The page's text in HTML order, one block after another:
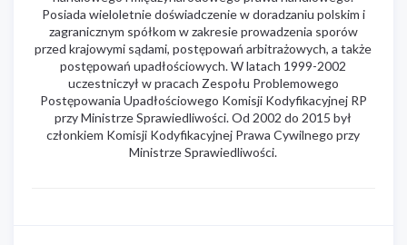
Posiada wieloletnie doświadczenie w doradzaniu polskim i
zagranicznym spółkom w zakresie prowadzenia sporów
przed krajowymi sądami, postępowań arbitrażowych, a także
postępowań upadłościowych. W latach 1999-2002
uczestniczył w pracach Zespołu Problemowego
Postępowania Upadłościowego Komisji Kodyfikacyjnej RP
przy Ministrze Sprawiedliwości. Od 2002 do 2015 był
członkiem Komisji Kodyfikacyjnej Prawa Cywilnego przy
Ministrze Sprawiedliwości.